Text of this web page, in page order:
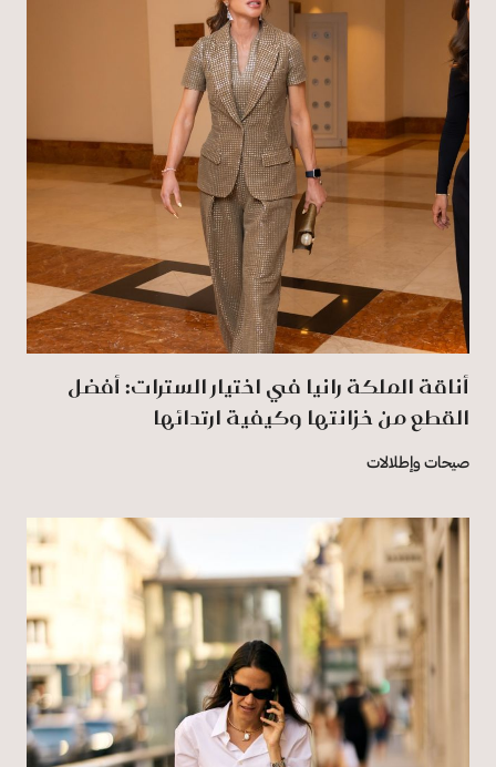
أناقة الملكة رانيا في اختيار السترات: أفضل
القطع من خزانتها وكيفية ارتدائها
صيحات وإطلالات